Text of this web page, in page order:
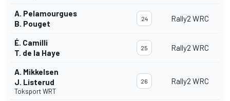
A. Pelamourgues
B. Pouget
24 Rally2 WRC
É. Camilli
T. de la Haye
25 Rally2 WRC
A. Mikkelsen
J. Listerud
Toksport WRT
26 Rally2 WRC